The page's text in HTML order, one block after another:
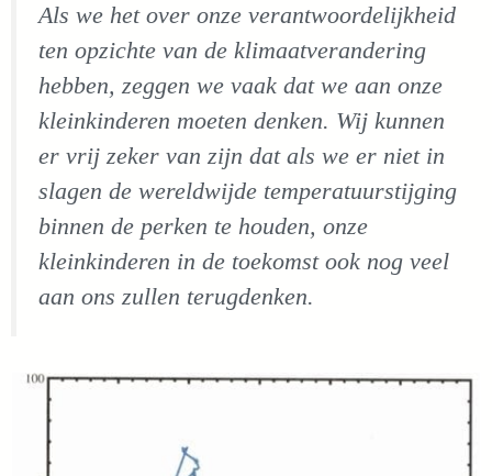
Als we het over onze verantwoordelijkheid
ten opzichte van de klimaatverandering
hebben, zeggen we vaak dat we aan onze
kleinkinderen moeten denken. Wij kunnen
er vrij zeker van zijn dat als we er niet in
slagen de wereldwijde temperatuurstijging
binnen de perken te houden, onze
kleinkinderen in de toekomst ook nog veel
aan ons zullen terugdenken.